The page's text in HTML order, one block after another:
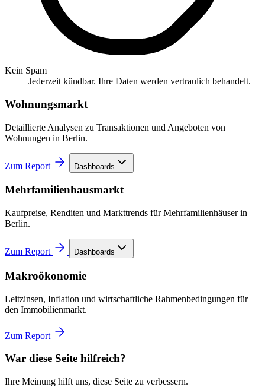
Kein Spam
Jederzeit kündbar. Ihre Daten werden vertraulich behandelt.
Wohnungsmarkt
Detaillierte Analysen zu Transaktionen und Angeboten von
Wohnungen in Berlin.
Zum Report Dashboards
Mehrfamilienhausmarkt
Kaufpreise, Renditen und Markttrends für Mehrfamilienhäuser in
Berlin.
Zum Report Dashboards
Makroökonomie
Leitzinsen, Inflation und wirtschaftliche Rahmenbedingungen für
den Immobilienmarkt.
Zum Report
War diese Seite hilfreich?
Ihre Meinung hilft uns, diese Seite zu verbessern.